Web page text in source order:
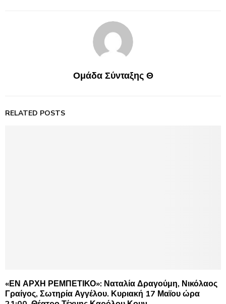
Ομάδα Σύνταξης Θ
RELATED POSTS
«ΕΝ ΑΡΧΗ ΡΕΜΠΕΤΙΚΟ»: Ναταλία Δραγούμη, Νικόλαος
Γραίγος, Σωτηρία Αγγέλου. Κυριακή 17 Μαϊου ώρα